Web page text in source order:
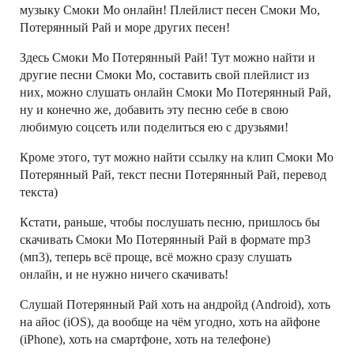
музыку Смоки Мо онлайн! Плейлист песен Смоки Мо,
Потерянный Рай и море других песен!
Здесь Смоки Мо Потерянный Рай! Тут можно найти и
другие песни Смоки Мо, составить свой плейлист из
них, можно слушать онлайн Смоки Мо Потерянный Рай,
ну и конечно же, добавить эту песню себе в свою
любимую соцсеть или поделиться ею с друзьями!
Кроме этого, тут можно найти ссылку на клип Смоки Мо
Потерянный Рай, текст песни Потерянный Рай, перевод
текста)
Кстати, раньше, чтобы послушать песню, пришлось бы
скачивать Смоки Мо Потерянный Рай в формате mp3
(мп3), теперь всё проще, всё можно сразу слушать
онлайн, и не нужно ничего скачивать!
Слушай Потерянный Рай хоть на андройд (Android), хоть
на айос (iOS), да вообще на чём угодно, хоть на айфоне
(iPhone), хоть на смартфоне, хоть на телефоне)